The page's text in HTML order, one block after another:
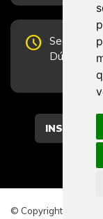
schedule Segunda-
Dúvidas e
© Copyright 2026 -